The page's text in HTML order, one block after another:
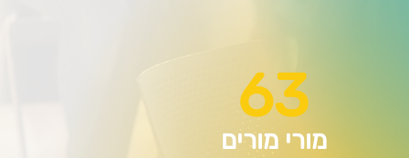
63
מורי מורים